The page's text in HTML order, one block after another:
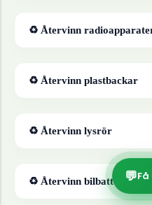
♻ Återvinn
♻ Återvinn plastbackar
♻ Återvinn lysrör
♻ Återvinn bilbatterier
💬